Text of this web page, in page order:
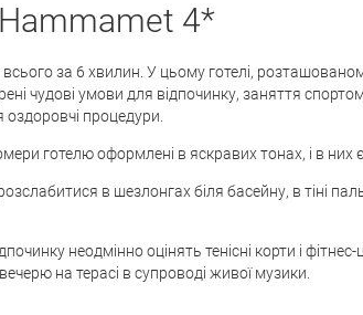
4*
за 6 хвилин. У цьому готелі,
чудові умови для відпочинку, заняття
оздоровчі процедури.
готелю оформлені в яскравих тонах, і в них
в шезлонгах біля басейну, в тіні
неодмінно оцінять тенісні корти і
на терасі в супроводі живої музики.